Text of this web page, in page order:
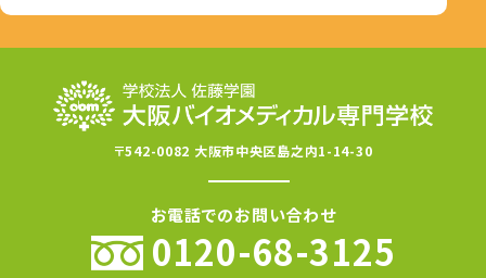
〒542-0082 大阪市中央区島之内1-14-30
お電話でのお問い合わせ
0120-68-3125